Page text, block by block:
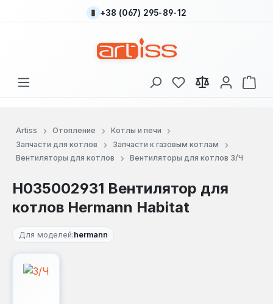
Перейти к основному содержанию
+38 (067) 295-89-12
У вас есть товары
В
Artiss Отопление
Котлы и печи
Запчасти для котлов
Запчасти к газовым котлам
Вентиляторы для котлов
Вентиляторы для котлов З/Ч
H035002931 Вентилятор для
котлов Hermann Habitat
Для моделей:hermann